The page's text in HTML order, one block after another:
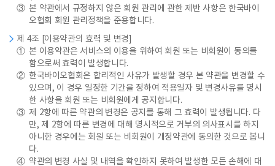
③ 본 약관에서 규정하지 않은 회원 관리에 관한 제반 사항은 한국바이
오협회 회원 관리정책을 준용합니다.
제 4조 [이용약관의 효력 및 변경]
① 본 이용약관은 서비스의 이용을 위하여 회원 또는 비회원이 동의를
함으로써 효력이 발생합니다.
② 한국바이오협회은 합리적인 사유가 발생할 경우 본 약관을 변경할 수
있으며, 이 경우 일정한 기간을 정하여 적용일자 및 변경사유를 명시
한 사항을 회원 또는 비회원에게 공지합니다.
③ 제 2항에 따른 약관의 변경은 공지를 통해 그 효력이 발생됩니다. 다
만, 제 2항에 따른 변경에 대해 명시적으로 거부의 의사표시를 하지
아니한 경우에는 회원 또는 비회원이 개정약관에 동의한 것으로 봅니
다.
④ 약관의 변경 사실 및 내역을 확인하지 못하여 발생한 모든 손해에 대